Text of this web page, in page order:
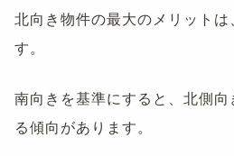
北向き物件の最大のメリット
す。
南向きを基準にすると、北側
る傾向があります。